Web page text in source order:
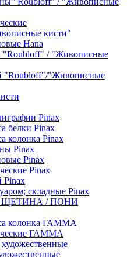
кисти"
Hana
"Roubloff" / "Живописные
"Roubloff"/"Живописные
Pinax
белки Pinax
колонка Pinax
Pinax
Pinax
Pinax
Pinax
складные Pinax
ЩЕТИНА / ПОНИ
колонка ГАММА
ГАММА